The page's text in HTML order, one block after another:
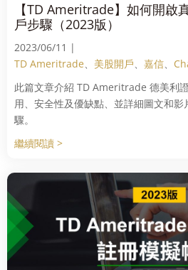
【TD Ameritrade】如何開啟
戶步驟（2023版）
2023/06/11 |
TD Ameritrade、 美股開戶、 嘉信、
此篇文章介紹 TD Ameritrade 德美利
用、安全性及優缺點、並詳細圖文和
驟。
繼續閱讀 >